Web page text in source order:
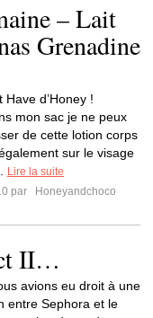
– Lait
Grenadine
Have d’Honey !
mon sac je ne peux
de cette lotion corps
sur le visage
Lire la suite
par
Honeyandchoco
II…
avions eu droit à une
entre Sephora et le